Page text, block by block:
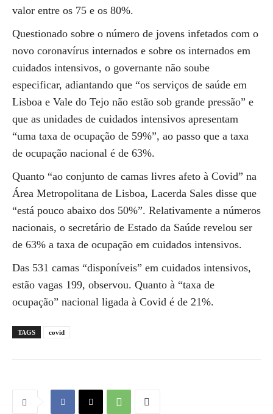
valor entre os 75 e os 80%.
Questionado sobre o número de jovens infetados com o
novo coronavírus internados e sobre os internados em
cuidados intensivos, o governante não soube
especificar, adiantando que “os serviços de saúde em
Lisboa e Vale do Tejo não estão sob grande pressão” e
que as unidades de cuidados intensivos apresentam
“uma taxa de ocupação de 59%”, ao passo que a taxa
de ocupação nacional é de 63%.
Quanto “ao conjunto de camas livres afeto à Covid” na
Área Metropolitana de Lisboa, Lacerda Sales disse que
“está pouco abaixo dos 50%”. Relativamente a números
nacionais, o secretário de Estado da Saúde revelou ser
de 63% a taxa de ocupação em cuidados intensivos.
Das 531 camas “disponíveis” em cuidados intensivos,
estão vagas 199, observou. Quanto à “taxa de
ocupação” nacional ligada à Covid é de 21%.
TAGS covid